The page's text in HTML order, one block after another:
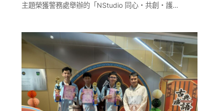
主題榮獲警務處舉辦的「NStudio 同心・共創・護…